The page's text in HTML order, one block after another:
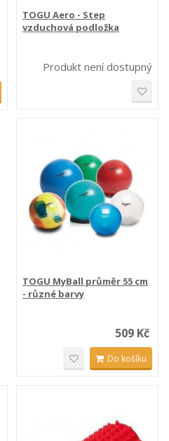
TOGU Aero - Step
vzduchová podložka
Produkt není dostupný
TOGU MyBall průměr 55 cm
- různé barvy
509 Kč
Do košíku